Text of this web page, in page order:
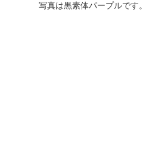
写真は黒素体パープルです。